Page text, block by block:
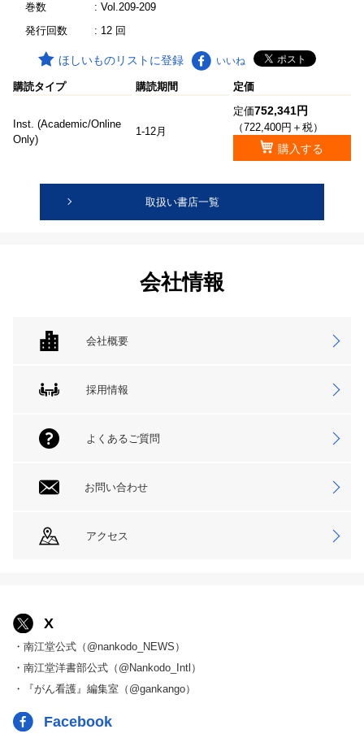
巻数
: Vol.209-209
発行回数
: 12 回
ほしいものリストに登録 いいね
購読タイプ 購読期間 定価
Inst. (Academic/Online
Only)
1-12月
定価752,341円
（722,400円＋税）
購入する
取扱い書店一覧
会社情報
会社概要
採用情報
よくあるご質問
お問い合わせ
アクセス
X
・南江堂公式（@nankodo_NEWS）
・南江堂洋書部公式（@Nankodo_Intl）
・『がん看護』編集室（@gankango）
Facebook